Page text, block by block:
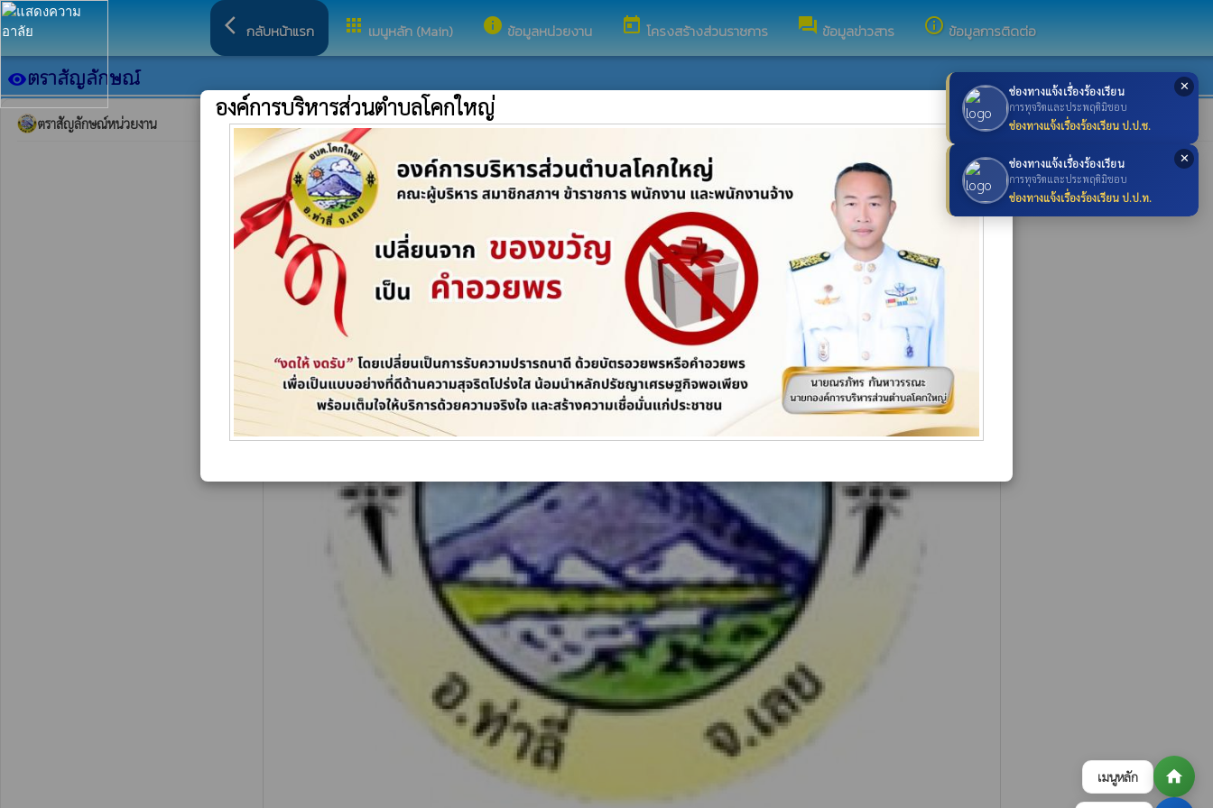
เมนูหลัก home
✕
ช่องทางแจ้งเรื่องร้องเรียน
การทุจริตและประพฤติมิชอบ
ช่องทางแจ้งเรื่องร้องเรียน ป.ป.ช.
✕
ช่องทางแจ้งเรื่องร้องเรียน
การทุจริตและประพฤติมิชอบ
ช่องทางแจ้งเรื่องร้องเรียน ป.ป.ท.
arrow_back_ios กลับหน้าแรก apps เมนูหลัก (Main) info ข้อมูลหน่วยงาน today โครงสร้างส่วนราชการ forum ข้อมูลข่าวสาร info_outline ข้อมูลการติดต่อ
visibilityตราสัญลักษณ์
ตราสัญลักษณ์หน่วยงาน ×
องค์การบริหารส่วนตำบลโคกใหญ่